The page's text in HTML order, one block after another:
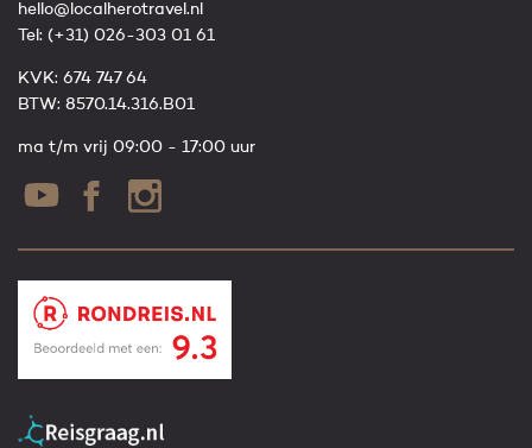
hello@localherotravel.nl
Tel: (+31) 026-303 01 61
KVK: 674 747 64
BTW: 8570.14.316.B01
ma t/m vrij 09:00 - 17:00 uur